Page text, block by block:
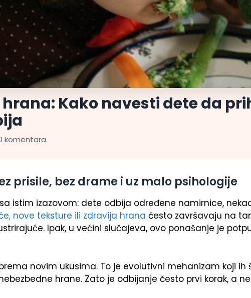
Kako navesti dete da
komentara
prisile, bez drame i uz malo psihologije
istim izazovom: dete odbija određene namirnice,
nove teksture ili zdravija hrana često završavaju na
Ipak, u većini slučajeva, ovo ponašanje je
novim ukusima. To je evolutivni mehanizam koji ih
hrane. Zato je odbijanje često prvi korak, a